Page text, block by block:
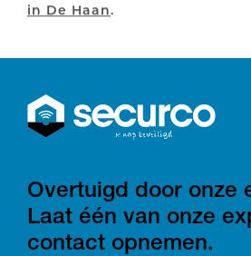
in De Haan.
Overtuigd door onze
Laat één van onze
contact opnemen.